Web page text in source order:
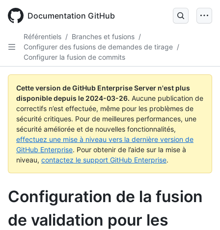
main
Documentation GitHub
Référentiels / Branches et fusions /
Configurer des fusions de demandes de tirage /
Configurer la fusion de commits
Cette version de GitHub Enterprise Server n'est plus
disponible depuis le 2024-03-26. Aucune publication de
correctifs n’est effectuée, même pour les problèmes de
sécurité critiques. Pour de meilleures performances, une
sécurité améliorée et de nouvelles fonctionnalités,
effectuez une mise à niveau vers la dernière version de
GitHub Enterprise. Pour obtenir de l’aide sur la mise à
niveau, contactez le support GitHub Enterprise.
Configuration de la fusion
de validation pour les